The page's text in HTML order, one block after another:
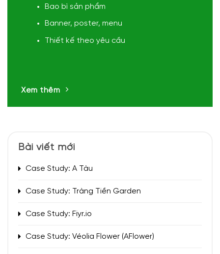
Bao bì sản phẩm
Banner, poster, menu
Thiết kế theo yêu cầu
Xem thêm
Bài viết mới
Case Study: A Tàu
Case Study: Tràng Tiền Garden
Case Study: Fiyr.io
Case Study: Véolia Flower (AFlower)